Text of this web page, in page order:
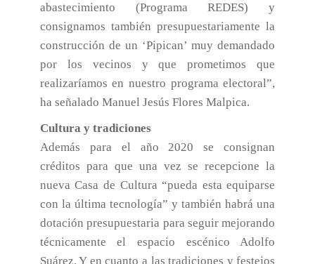
abastecimiento (Programa REDES) y
consignamos también presupuestariamente la
construcción de un ‘Pipican’ muy demandado
por los vecinos y que prometimos que
realizaríamos en nuestro programa electoral”,
ha señalado Manuel Jesús Flores Malpica.
Cultura y tradiciones
Además para el año 2020 se consignan
créditos para que una vez se recepcione la
nueva Casa de Cultura “pueda esta equiparse
con la última tecnología” y también habrá una
dotación presupuestaria para seguir mejorando
técnicamente el espacio escénico Adolfo
Suárez. Y en cuanto a las tradiciones y festejos